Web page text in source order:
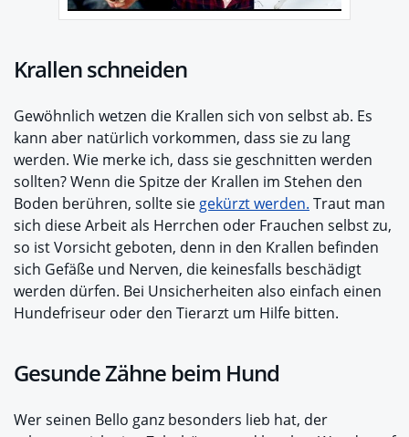
Krallen schneiden
Gewöhnlich wetzen die Krallen sich von selbst ab. Es
kann aber natürlich vorkommen, dass sie zu lang
werden. Wie merke ich, dass sie geschnitten werden
sollten? Wenn die Spitze der Krallen im Stehen den
Boden berühren, sollte sie gekürzt werden. Traut man
sich diese Arbeit als Herrchen oder Frauchen selbst zu,
so ist Vorsicht geboten, denn in den Krallen befinden
sich Gefäße und Nerven, die keinesfalls beschädigt
werden dürfen. Bei Unsicherheiten also einfach einen
Hundefriseur oder den Tierarzt um Hilfe bitten.
Gesunde Zähne beim Hund
Wer seinen Bello ganz besonders lieb hat, der